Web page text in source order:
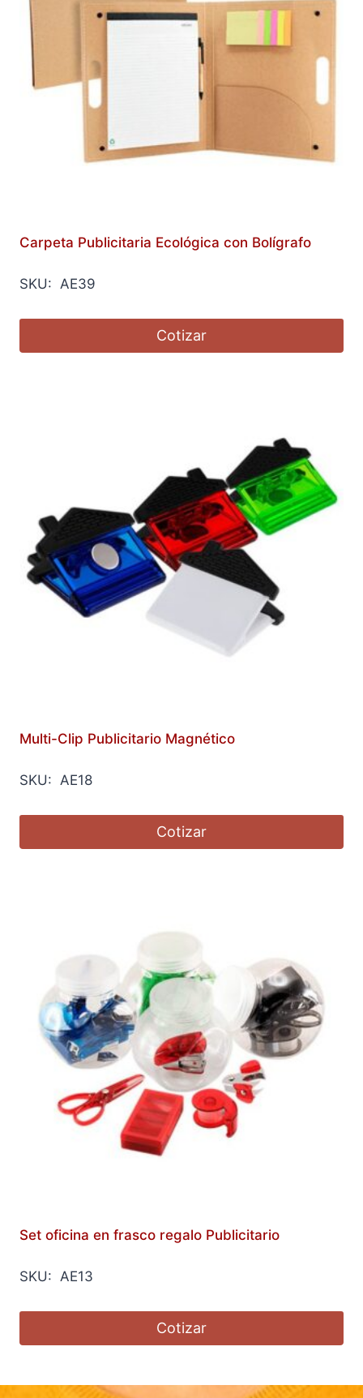
Carpeta Publicitaria Ecológica con Bolígrafo
SKU: AE39
Cotizar
Multi-Clip Publicitario Magnético
SKU: AE18
Cotizar
Set oficina en frasco regalo Publicitario
SKU: AE13
Cotizar